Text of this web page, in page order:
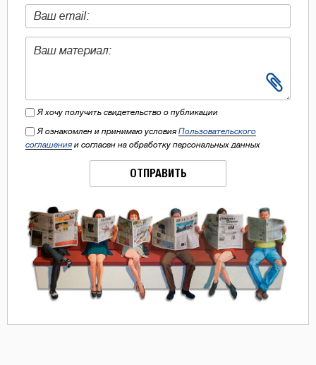
Я хочу получить свидетельство о публикации
Я ознакомлен и принимаю условия Пользовательского
соглашения и согласен на обработку персональных данных
ОТПРАВИТЬ